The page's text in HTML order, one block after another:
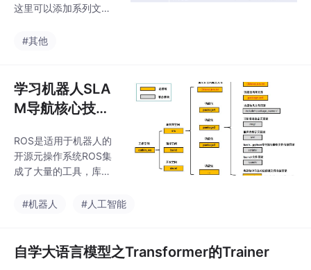
这里可以添加系列文章
录需要自己手动添加例
使用提示：写完文章
后，目录可以自动生
成，如何生成可参考右
正在整理中请稍
后。。。。。。前言
一、pandas是什么？
读入数据总结前言提
如：随着人工智能的不
#其他
学习机器人SLA
M导航核心技术
ROS是适用于机器人的
开源元操作系统ROS集
成了大量的工具，库，
供的功能，简化对机器
建，编写和运行代码的
工具和库，ROS在某些
#机器人 #人工智能
自学大语言模型之Transformer的Trainer